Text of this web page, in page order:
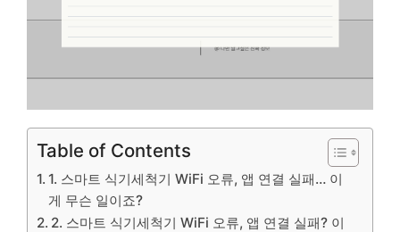
Table of Contents
1. 스마트 식기세척기 WiFi 오류, 앱 연결 실패… 이
게 무슨 일이죠?
2. 스마트 식기세척기 WiFi 오류, 앱 연결 실패? 이